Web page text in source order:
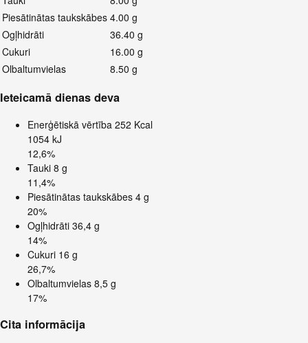
Piesātinātas taukskābes 4.00 g
Ogļhidrāti
36.40 g
Cukuri
16.00 g
Olbaltumvielas
8.50 g
Ieteicamā dienas deva
Enerģētiskā vērtība 252 Kcal
1054 kJ
12,6%
Tauki 8 g
11,4%
Piesātinātas taukskābes 4 g
20%
Ogļhidrāti 36,4 g
14%
Cukuri 16 g
26,7%
Olbaltumvielas 8,5 g
17%
Cita informācija